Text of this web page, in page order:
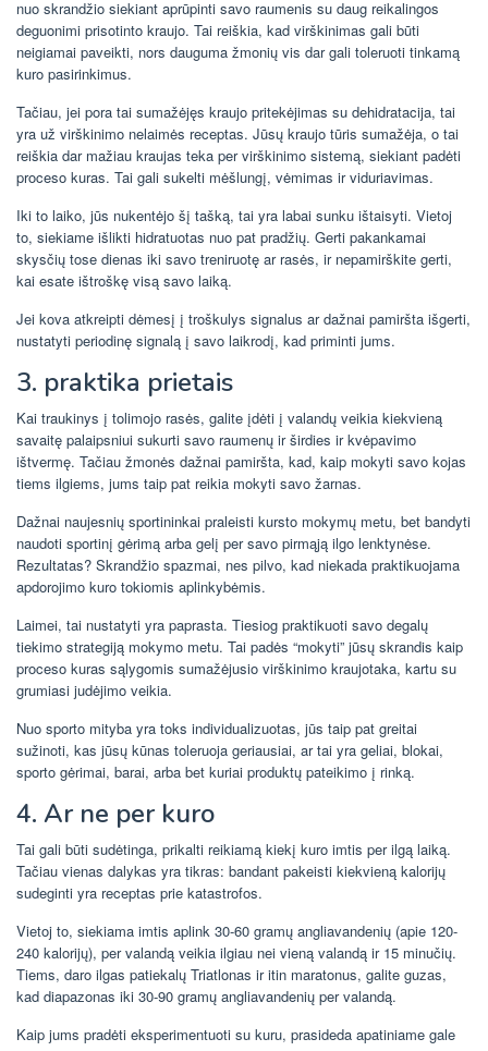
nuo skrandžio siekiant aprūpinti savo raumenis su daug reikalingos
deguonimi prisotinto kraujo. Tai reiškia, kad virškinimas gali būti
neigiamai paveikti, nors dauguma žmonių vis dar gali toleruoti tinkamą
kuro pasirinkimus.
Tačiau, jei pora tai sumažėjęs kraujo pritekėjimas su dehidratacija, tai
yra už virškinimo nelaimės receptas. Jūsų kraujo tūris sumažėja, o tai
reiškia dar mažiau kraujas teka per virškinimo sistemą, siekiant padėti
proceso kuras. Tai gali sukelti mėšlungį, vėmimas ir viduriavimas.
Iki to laiko, jūs nukentėjo šį tašką, tai yra labai sunku ištaisyti. Vietoj
to, siekiame išlikti hidratuotas nuo pat pradžių. Gerti pakankamai
skysčių tose dienas iki savo treniruotę ar rasės, ir nepamirškite gerti,
kai esate ištroškę visą savo laiką.
Jei kova atkreipti dėmesį į troškulys signalus ar dažnai pamiršta išgerti,
nustatyti periodinę signalą į savo laikrodį, kad priminti jums.
3. praktika prietais
Kai traukinys į tolimojo rasės, galite įdėti į valandų veikia kiekvieną
savaitę palaipsniui sukurti savo raumenų ir širdies ir kvėpavimo
ištvermę. Tačiau žmonės dažnai pamiršta, kad, kaip mokyti savo kojas
tiems ilgiems, jums taip pat reikia mokyti savo žarnas.
Dažnai naujesnių sportininkai praleisti kursto mokymų metu, bet bandyti
naudoti sportinį gėrimą arba gelį per savo pirmąją ilgo lenktynėse.
Rezultatas? Skrandžio spazmai, nes pilvo, kad niekada praktikuojama
apdorojimo kuro tokiomis aplinkybėmis.
Laimei, tai nustatyti yra paprasta. Tiesiog praktikuoti savo degalų
tiekimo strategiją mokymo metu. Tai padės “mokyti” jūsų skrandis kaip
proceso kuras sąlygomis sumažėjusio virškinimo kraujotaka, kartu su
grumiasi judėjimo veikia.
Nuo sporto mityba yra toks individualizuotas, jūs taip pat greitai
sužinoti, kas jūsų kūnas toleruoja geriausiai, ar tai yra geliai, blokai,
sporto gėrimai, barai, arba bet kuriai produktų pateikimo į rinką.
4. Ar ne per kuro
Tai gali būti sudėtinga, prikalti reikiamą kiekį kuro imtis per ilgą laiką.
Tačiau vienas dalykas yra tikras: bandant pakeisti kiekvieną kalorijų
sudeginti yra receptas prie katastrofos.
Vietoj to, siekiama imtis aplink 30-60 gramų angliavandenių (apie 120-
240 kalorijų), per valandą veikia ilgiau nei vieną valandą ir 15 minučių.
Tiems, daro ilgas patiekalų Triatlonas ir itin maratonus, galite guzas,
kad diapazonas iki 30-90 gramų angliavandenių per valandą.
Kaip jums pradėti eksperimentuoti su kuru, prasideda apatiniame gale